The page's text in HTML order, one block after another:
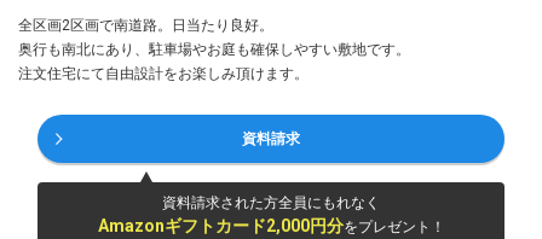
全区画2区画で南道路。日当たり良好。
奥行も南北にあり、駐車場やお庭も確保しやすい敷地です。
注文住宅にて自由設計をお楽しみ頂けます。
資料請求
資料請求された方全員にもれなく
Amazonギフトカード2,000円分をプレゼント！